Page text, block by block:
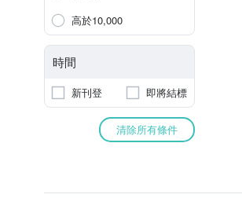
高於10,000
時間
新刊登 即將結標
清除所有條件